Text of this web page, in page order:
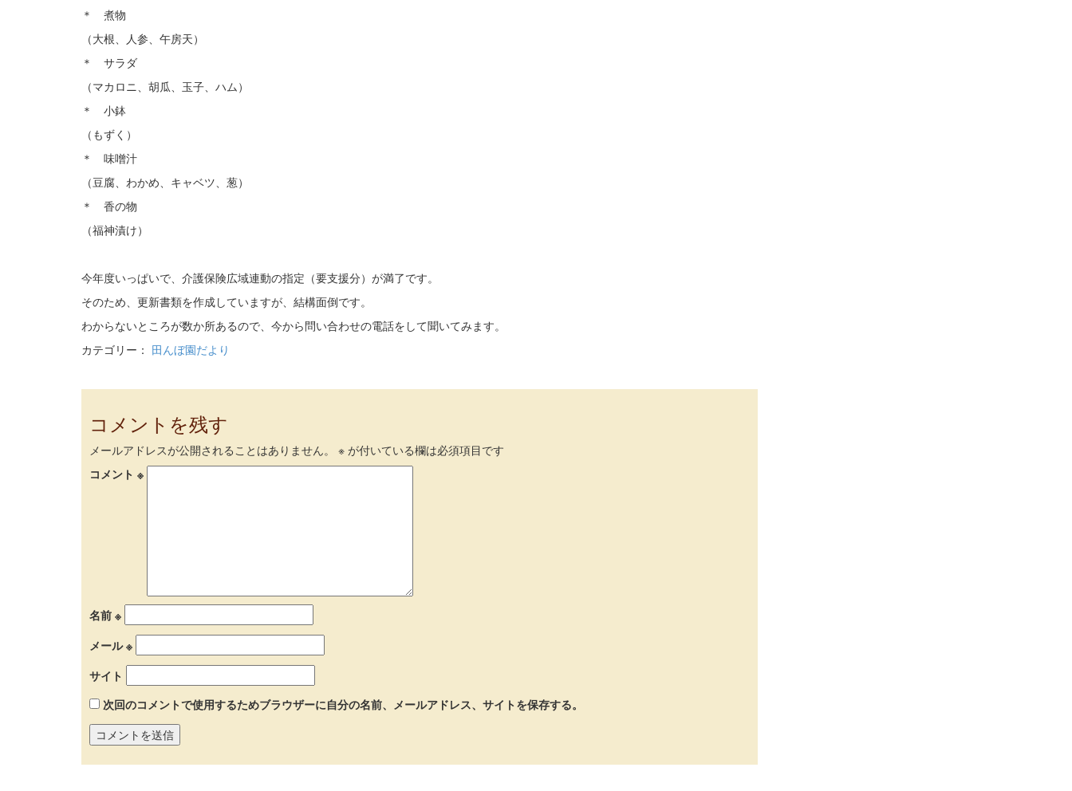
＊ 煮物
（大根、人参、午房天）
＊ サラダ
（マカロニ、胡瓜、玉子、ハム）
＊ 小鉢
（もずく）
＊ 味噌汁
（豆腐、わかめ、キャベツ、葱）
＊ 香の物
（福神漬け）
今年度いっぱいで、介護保険広域連動の指定（要支援分）が満了です。
そのため、更新書類を作成していますが、結構面倒です。
わからないところが数か所あるので、今から問い合わせの電話をして聞いてみます。
カテゴリー： 田んぼ園だより
コメントを残す
メールアドレスが公開されることはありません。 ※ が付いている欄は必須項目です
コメント ※
名前 ※
メール※
サイト
次回のコメントで使用するためブラウザーに自分の名前、メールアドレス、サイトを保存する。